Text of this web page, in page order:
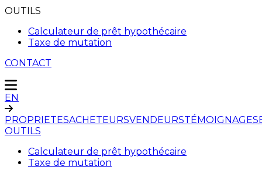
OUTILS
Calculateur de prêt hypothécaire
Taxe de mutation
CONTACT
EN
PROPRIETESACHETEURSVENDEURSTÉMOIGNAGES
OUTILS
Calculateur de prêt hypothécaire
Taxe de mutation